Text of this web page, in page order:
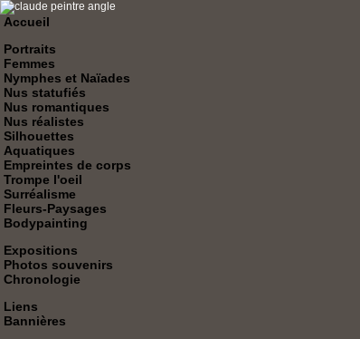
Accueil
Portraits
Femmes
Nymphes et Naïades
Nus statufiés
Nus romantiques
Nus réalistes
Silhouettes
Aquatiques
Empreintes de corps
Trompe l'oeil
Surréalisme
Fleurs-Paysages
Bodypainting
Expositions
Photos souvenirs
Chronologie
Liens
Bannières